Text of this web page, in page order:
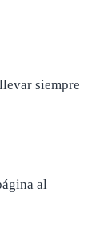
siempre
al